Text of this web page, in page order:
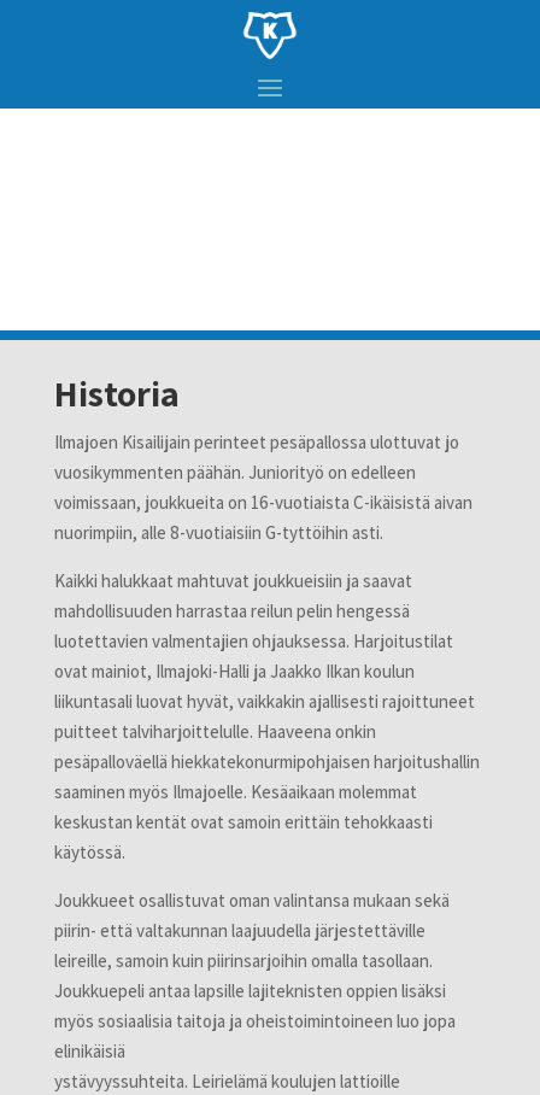
Historia
Ilmajoen Kisailijain perinteet pesäpallossa ulottuvat jo
vuosikymmenten päähän. Juniorityö on edelleen
voimissaan, joukkueita on 16-vuotiaista C-ikäisistä aivan
nuorimpiin, alle 8-vuotiaisiin G-tyttöihin asti.
Kaikki halukkaat mahtuvat joukkueisiin ja saavat
mahdollisuuden harrastaa reilun pelin hengessä
luotettavien valmentajien ohjauksessa. Harjoitustilat
ovat mainiot, Ilmajoki-Halli ja Jaakko Ilkan koulun
liikuntasali luovat hyvät, vaikkakin ajallisesti rajoittuneet
puitteet talviharjoittelulle. Haaveena onkin
pesäpalloväellä hiekkatekonurmipohjaisen harjoitushallin
saaminen myös Ilmajoelle. Kesäaikaan molemmat
keskustan kentät ovat samoin erittäin tehokkaasti
käytössä.
Joukkueet osallistuvat oman valintansa mukaan sekä
piirin- että valtakunnan laajuudella järjestettäville
leireille, samoin kuin piirinsarjoihin omalla tasollaan.
Joukkuepeli antaa lapsille lajiteknisten oppien lisäksi
myös sosiaalisia taitoja ja oheistoimintoineen luo jopa
elinikäisiä
ystävyyssuhteita. Leirielämä koulujen lattioille